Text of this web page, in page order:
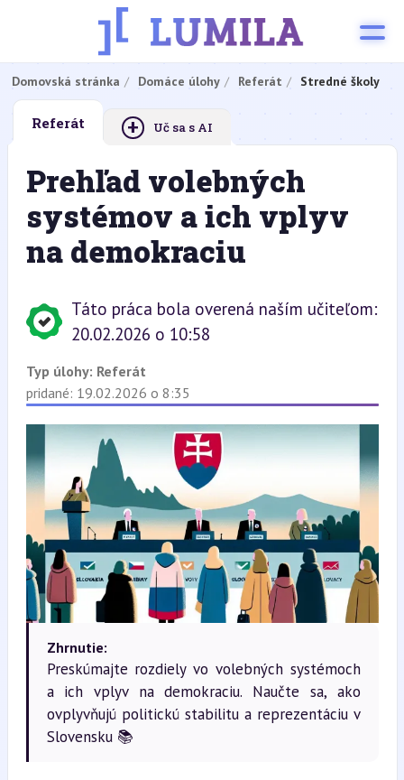
Domovská stránka Domáce úlohy Referát Stredné školy
Referát + Uč sa s AI
Prehľad volebných
systémov a ich vplyv
na demokraciu
Táto práca bola overená naším učiteľom:
20.02.2026 o 10:58
Typ úlohy: Referát
pridané: 19.02.2026 o 8:35
Zhrnutie:
Preskúmajte rozdiely vo volebných systémoch
a ich vplyv na demokraciu. Naučte sa, ako
ovplyvňujú politickú stabilitu a reprezentáciu v
Slovensku 📚